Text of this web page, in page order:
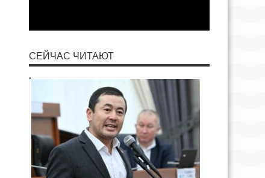
СЕЙЧАС ЧИТАЮТ